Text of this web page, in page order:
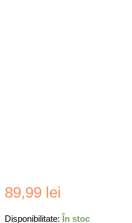
89,99 lei
Disponibilitate: În stoc